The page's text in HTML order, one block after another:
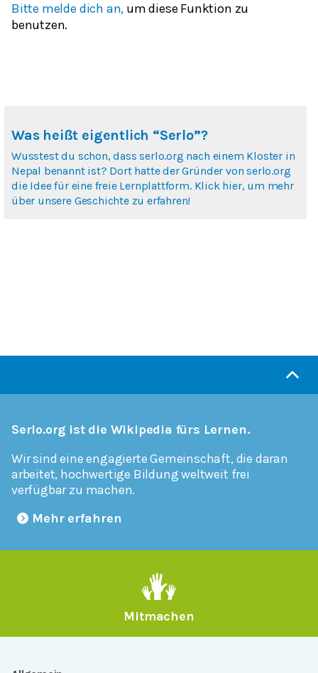
Bitte melde dich an, um diese Funktion zu
benutzen.
Was heißt eigentlich “Serlo”?
Wusstest du schon, dass serlo.org nach einem Kloster in
Nepal benannt ist? Dort hatte der Gründer von serlo.org
die Idee für eine freie Lernplattform. Klick hier, um mehr
über unsere Geschichte zu erfahren!
Serlo.org ist die Wikipedia fürs Lernen.
Wir sind eine engagierte Gemeinschaft, die daran
arbeitet, hochwertige Bildung weltweit frei
verfügbar zu machen.
Mehr erfahren
Mitmachen